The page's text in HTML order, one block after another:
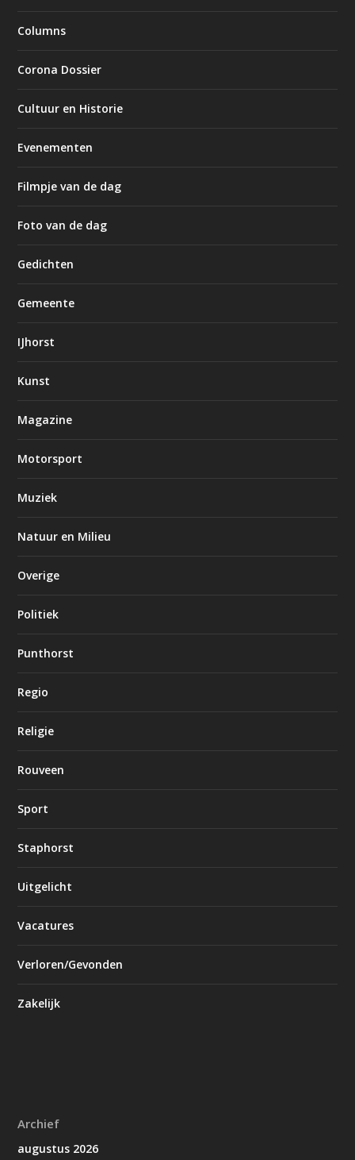
Columns
Corona Dossier
Cultuur en Historie
Evenementen
Filmpje van de dag
Foto van de dag
Gedichten
Gemeente
IJhorst
Kunst
Magazine
Motorsport
Muziek
Natuur en Milieu
Overige
Politiek
Punthorst
Regio
Religie
Rouveen
Sport
Staphorst
Uitgelicht
Vacatures
Verloren/Gevonden
Zakelijk
Archief
augustus 2026